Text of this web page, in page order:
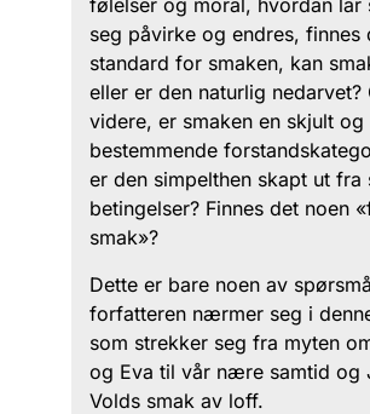
følelser og moral, hvordan lar
seg påvirke og endres, finnes
standard for smaken, kan
eller er den naturlig nedarvet?
videre, er smaken en skjult og
bestemmende
er den simpelthen skapt ut fra
betingelser? Finnes det noen
smak»?
Dette er bare noen av
forfatteren nærmer seg i
som strekker seg fra myten
og Eva til vår nære samtid og
Volds smak av loff.